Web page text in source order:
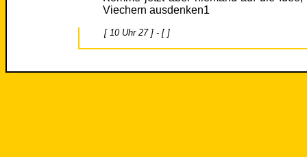
Viechern ausdenken1
[ 10 Uhr 27 ] - [ ]